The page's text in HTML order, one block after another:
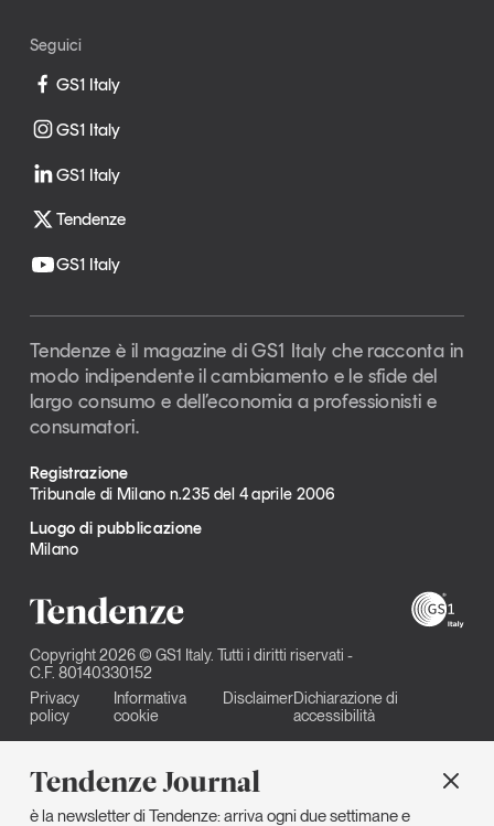
Tendenze Journal
è la newsletter di Tendenze: arriva ogni due settimane e
Seguici
GS1 Italy
GS1 Italy
GS1 Italy
Tendenze
GS1 Italy
Tendenze è il magazine di GS1 Italy che racconta in
modo indipendente il cambiamento e le sfide del
largo consumo e dell’economia a professionisti e
consumatori.
Registrazione
Tribunale di Milano n.235 del 4 aprile 2006
Luogo di pubblicazione
Milano
Copyright 2026 © GS1 Italy. Tutti i diritti riservati -
C.F. 80140330152
Privacy
policy
Informativa
cookie
DisclaimerDichiarazione di
accessibilità